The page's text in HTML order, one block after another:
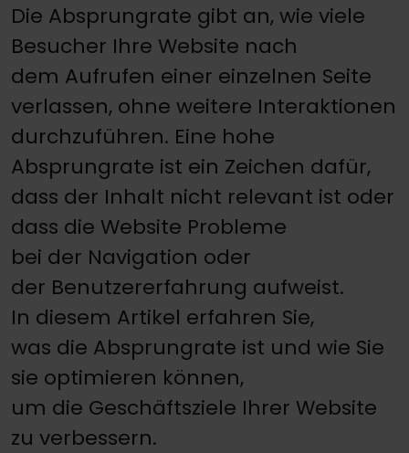
Die Absprungrate gibt an, wie viele
Besucher Ihre Website nach
dem Aufrufen einer einzelnen Seite
verlassen, ohne weitere Interaktionen
durchzuführen. Eine hohe
Absprungrate ist ein Zeichen dafür,
dass der Inhalt nicht relevant ist oder
dass die Website Probleme
bei der Navigation oder
der Benutzererfahrung aufweist.
In diesem Artikel erfahren Sie,
was die Absprungrate ist und wie Sie
sie optimieren können,
um die Geschäftsziele Ihrer Website
zu verbessern.